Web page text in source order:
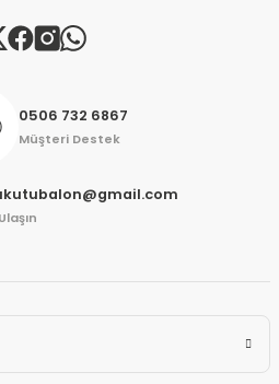
Gönder
0506 732 6867
Müşteri Destek